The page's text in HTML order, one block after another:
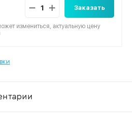
Заказать
измениться, актуальную цену